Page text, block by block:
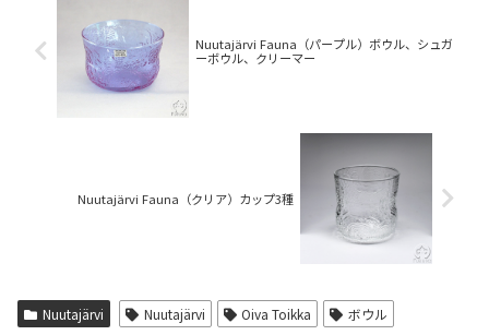
Nuutajärvi Fauna（パープル）ボウル、シュガ
ーボウル、クリーマー
Nuutajärvi Fauna（クリア）カップ3種
Nuutajärvi Nuutajärvi Oiva Toikka ボウル